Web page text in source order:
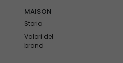
MAISON
Storia
Valori del
brand